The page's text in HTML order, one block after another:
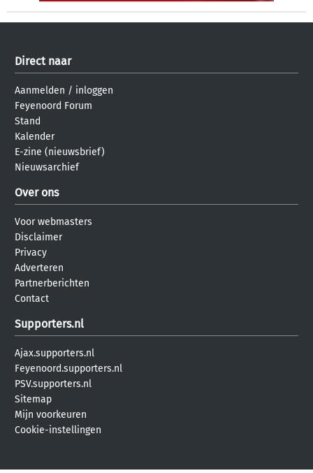
Direct naar
Aanmelden / inloggen
Feyenoord Forum
Stand
Kalender
E-zine (nieuwsbrief)
Nieuwsarchief
Over ons
Voor webmasters
Disclaimer
Privacy
Adverteren
Partnerberichten
Contact
Supporters.nl
Ajax.supporters.nl
Feyenoord.supporters.nl
PSV.supporters.nl
Sitemap
Mijn voorkeuren
Cookie-instellingen